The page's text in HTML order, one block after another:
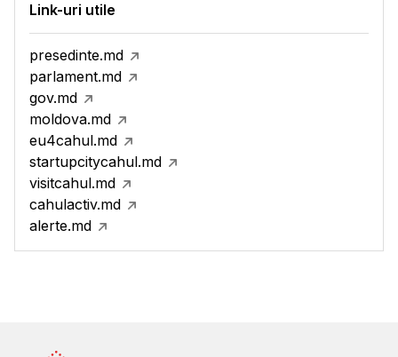
Link-uri utile
presedinte.md
parlament.md
gov.md
moldova.md
eu4cahul.md
startupcitycahul.md
visitcahul.md
cahulactiv.md
alerte.md